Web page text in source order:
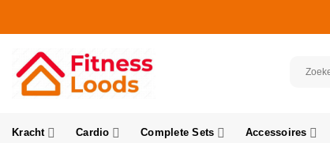
Kracht Cardio Complete Sets Accessoires